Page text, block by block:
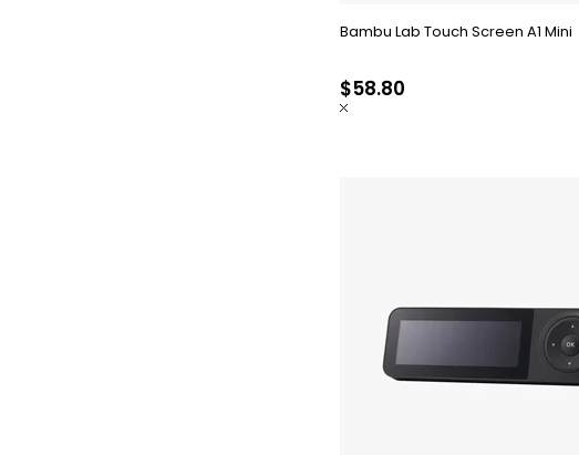
Bambu Lab Touch Screen A1 Mini
$58.80